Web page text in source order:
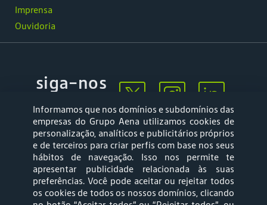
Ouvidoria
Imprensa
siga-nos
Mapa web
Política de
Privacidade
Informamos que nos domínios e subdomínios das
empresas do Grupo Aena utilizamos cookies de
personalização, analíticos e publicitários próprios
e de terceiros para criar perfis com base nos seus
hábitos de navegação. Isso nos permite te
apresentar publicidade relacionada às suas
preferências. Você pode aceitar ou rejeitar todos
os cookies de todos os nossos domínios, clicando